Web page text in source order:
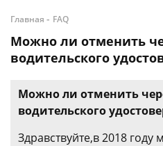
Главная - FAQ
Можно ли отменить
водительского
Можно ли отменить
водительского
Здравствуйте,в 2018